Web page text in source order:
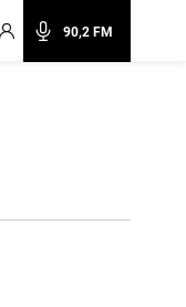
90,2 FM